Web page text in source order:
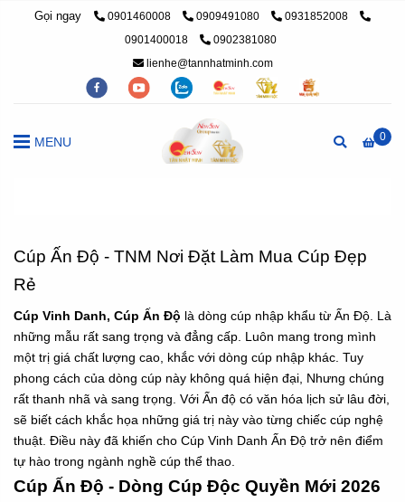
Gọi ngay 0901460008 0909491080
0931852008
0901400018
0902381080
lienhe@tannhatminh.com
0
MENU
Cúp Ấn Độ - TNM Nơi Đặt Làm Mua Cúp Đẹp
Rẻ
Cúp Vinh Danh, Cúp Ấn Độ là dòng cúp nhập khẩu từ Ấn Độ. Là
những mẫu rất sang trọng và đẳng cấp. Luôn mang trong mình
một trị giá chất lượng cao, khắc với dòng cúp nhập khác. Tuy
phong cách của dòng cúp này không quá hiện đại, Nhưng chúng
rất thanh nhã và sang trọng. Với Ấn độ có văn hóa lịch sử lâu đời,
sẽ biết cách khắc họa những giá trị này vào từng chiếc cúp nghệ
thuật. Điều này đã khiến cho Cúp Vinh Danh Ấn Độ trở nên điểm
tự hào trong ngành nghề cúp thể thao.
Cúp Ấn Độ - Dòng Cúp Độc Quyền Mới 2026